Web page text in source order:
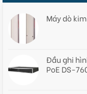
Máy dò
Đầu ghi
PoE DS-